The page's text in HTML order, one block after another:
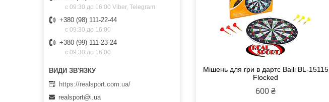
Мішень для гри в дартс Baili BL-15115
Flocked
600 ₴
с 09:30 до 16:00 Viber, Telegram
+380 (98) 111-22-44
с 09:30 до 16:00
+380 (99) 111-23-24
с 09:30 до 16:00
https://realsport.com.ua/
realsport@i.ua